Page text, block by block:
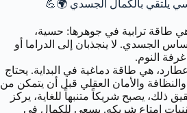
يلتقي بالكمال الجسدي 🌍💪
طاقة ترابية في جوهرها: حسية،
الجسدي. لا ينجذبان إلى الدراما أو
غرفة النوم.
هي طاقة دماغية في البداية. يحتاج
والنظافة والأمان العقلي قبل أن يتمكن من
ذلك، يصبح شريكاً متنبهاً للغاية، يركز
إمتاع شريكه. يسعى للكمال في